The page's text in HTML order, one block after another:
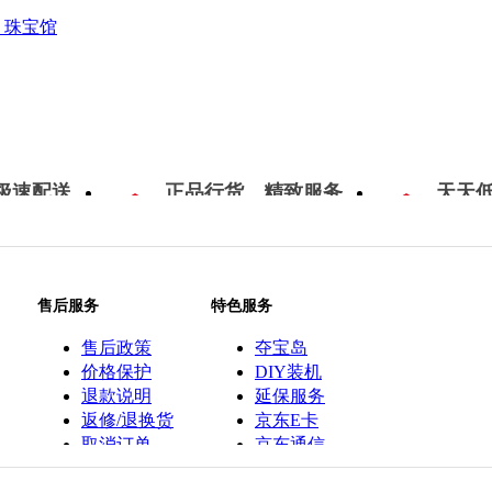
珠宝馆
速配送 正品行货，精致服务 天天
售后服务
售后政策
价格保护
退款说明
返修/退换货
取消订单
特色服务
夺宝岛
DIY装机
延保服务
京东E卡
京东通信
京鱼座智能